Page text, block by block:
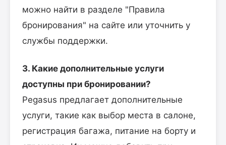
можно найти в разделе "Правила
бронирования" на сайте или уточнить у
службы поддержки.
3. Какие дополнительные услуги
доступны при бронировании?
Pegasus предлагает дополнительные
услуги, такие как выбор места в салоне,
регистрация багажа, питание на борту и